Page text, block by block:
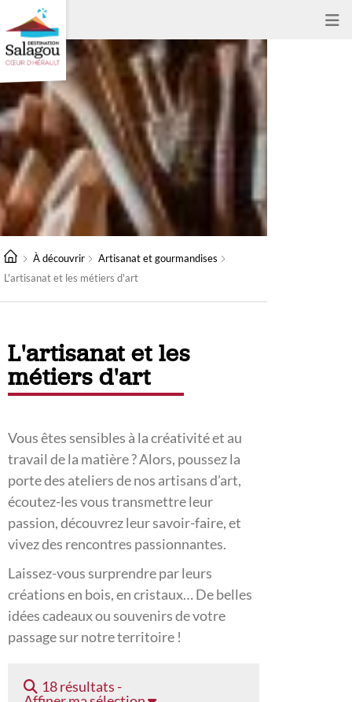
À découvrir
Artisanat et gourmandises
L'artisanat et les métiers d'art
L'artisanat et les
métiers d'art
Vous êtes sensibles à la créativité et au
travail de la matière ? Alors, poussez la
porte des ateliers de nos artisans d’art,
écoutez-les vous transmettre leur
passion, découvrez leur savoir-faire, et
vivez des rencontres passionnantes.
Laissez-vous surprendre par leurs
créations en bois, en cristaux… De belles
idées cadeaux ou souvenirs de votre
passage sur notre territoire !
18 résultats -